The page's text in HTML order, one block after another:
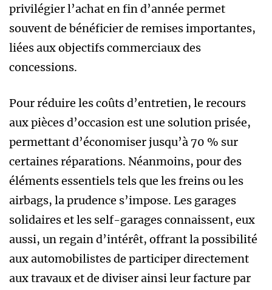
privilégier l’achat en fin d’année permet
souvent de bénéficier de remises importantes,
liées aux objectifs commerciaux des
concessions.
Pour réduire les coûts d’entretien, le recours
aux pièces d’occasion est une solution prisée,
permettant d’économiser jusqu’à 70 % sur
certaines réparations. Néanmoins, pour des
éléments essentiels tels que les freins ou les
airbags, la prudence s’impose. Les garages
solidaires et les self-garages connaissent, eux
aussi, un regain d’intérêt, offrant la possibilité
aux automobilistes de participer directement
aux travaux et de diviser ainsi leur facture par